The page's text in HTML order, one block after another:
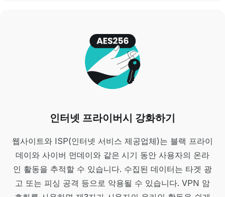
인터넷 프라이버시 강화하기
웹사이트와 ISP(인터넷 서비스 제공업체)는 블랙 프라이
데이와 사이버 먼데이와 같은 시기 동안 사용자의 온라
인 활동을 추적할 수 있습니다. 수집된 데이터는 타겟 광
고 또는 피싱 공격 등으로 악용될 수 있습니다. VPN 암